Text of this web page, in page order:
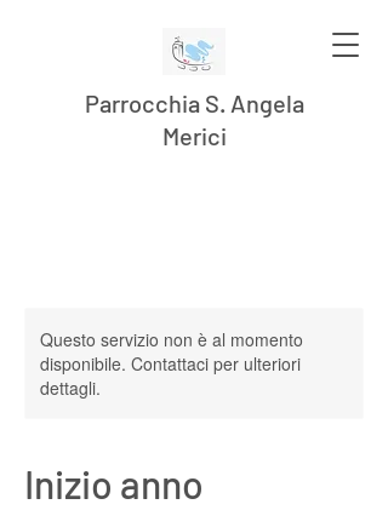
Parrocchia S. Angela
Merici
Questo servizio non è al momento
disponibile. Contattaci per ulteriori
dettagli.
Inizio anno